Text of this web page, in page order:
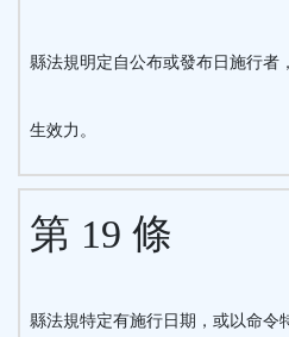
縣法規明定自公布或發布日施行者
生效力。
第 19 條
縣法規特定有施行日期，或以命令